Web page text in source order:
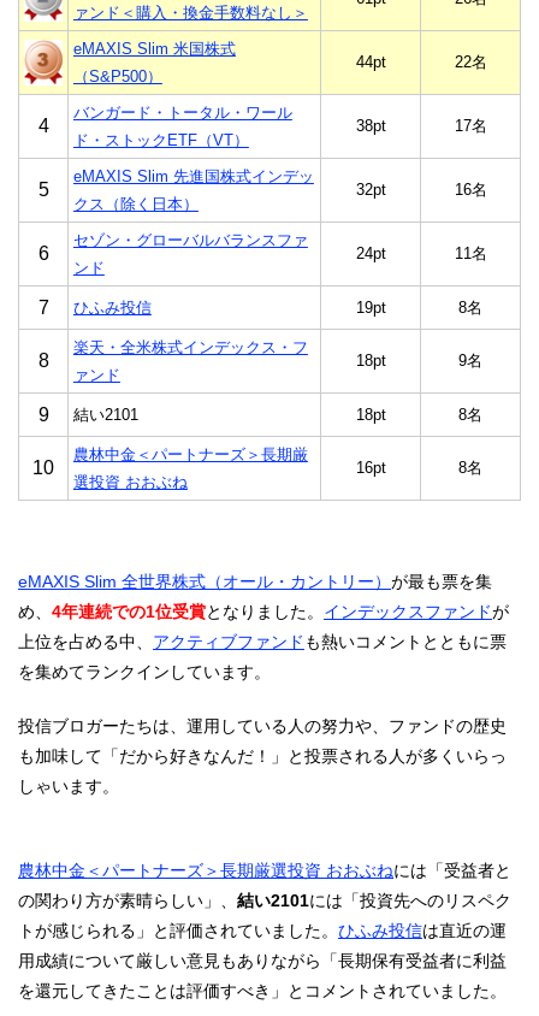
ァンド＜購入・換金手数料なし＞
eMAXIS Slim 米国株式
（S&P500）
44pt 22名
4
バンガード・トータル・ワール
ド・ストックETF（VT）
38pt 17名
5
eMAXIS Slim 先進国株式インデッ
クス（除く日本）
32pt 16名
6
セゾン・グローバルバランスファ
ンド
24pt 11名
7 ひふみ投信 19pt 8名
8
楽天・全米株式インデックス・フ
ァンド
18pt 9名
9 結い2101 18pt 8名
10
農林中金＜パートナーズ＞長期厳
選投資 おおぶね
16pt 8名
eMAXIS Slim 全世界株式（オール・カントリー） が最も票を集
め、 4年連続での1位受賞となりました。 インデックスファンドが
上位を占める中、 アクティブファンド も熱いコメントとともに票
を集めてランクインしています。
投信ブロガーたちは、運用している人の努力や、ファンドの歴史
も加味して「だから好きなんだ！」と投票される人が多くいらっ
しゃいます。
農林中金＜パートナーズ＞長期厳選投資 おおぶねには「受益者と
の関わり方が素晴らしい」、 結い2101には「投資先へのリスペク
トが感じられる」と評価されていました。 ひふみ投信は直近の運
用成績について厳しい意見もありながら「長期保有受益者に利益
を還元してきたことは評価すべき」とコメントされていました。